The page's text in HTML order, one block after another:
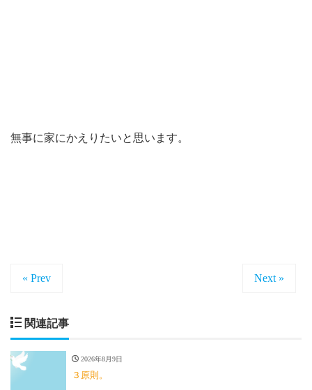
無事に家にかえりたいと思います。
« Prev Next »
関連記事
2026年8月9日
３原則。